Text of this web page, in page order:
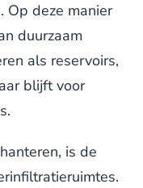
Op deze manier
duurzaam
als reservoirs,
blijft voor
is de